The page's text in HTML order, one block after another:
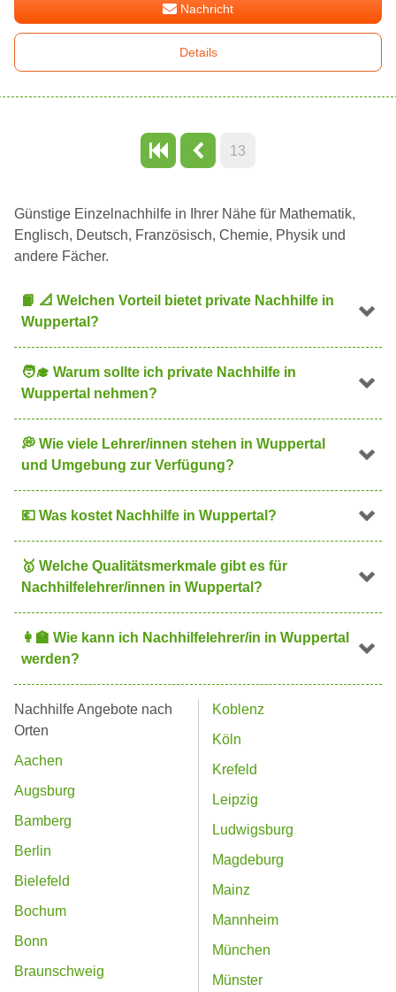
Nachricht
Details
13
Günstige Einzelnachhilfe in Ihrer Nähe für Mathematik,
Englisch, Deutsch, Französisch, Chemie, Physik und
andere Fächer.
📙 📐 Welchen Vorteil bietet private Nachhilfe in
Wuppertal?
🧑 Warum sollte ich private Nachhilfe in
Wuppertal nehmen?
💭 Wie viele Lehrer/innen stehen in Wuppertal
und Umgebung zur Verfügung?
💶 Was kostet Nachhilfe in Wuppertal?
🥇 Welche Qualitätsmerkmale gibt es für
Nachhilfelehrer/innen in Wuppertal?
👩 Wie kann ich Nachhilfelehrer/in in Wuppertal
werden?
Nachhilfe Angebote nach
Orten
Aachen
Augsburg
Bamberg
Berlin
Bielefeld
Bochum
Bonn
Braunschweig
Koblenz
Köln
Krefeld
Leipzig
Ludwigsburg
Magdeburg
Mainz
Mannheim
München
Münster